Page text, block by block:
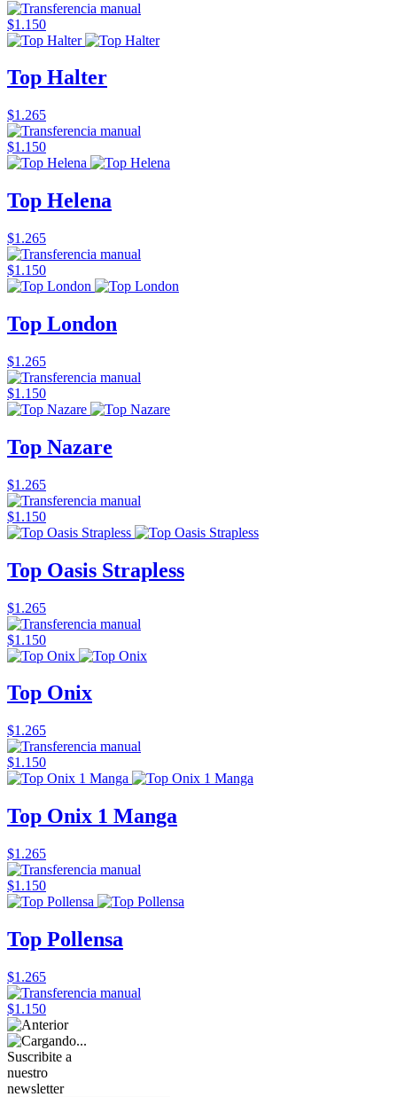
$1.150
Top Halter
$1.265
$1.150
Top Helena
$1.265
$1.150
Top London
$1.265
$1.150
Top Nazare
$1.265
$1.150
Top Oasis Strapless
$1.265
$1.150
Top Onix
$1.265
$1.150
Top Onix 1 Manga
$1.265
$1.150
Top Pollensa
$1.265
$1.150
Suscribite a
nuestro
newsletter